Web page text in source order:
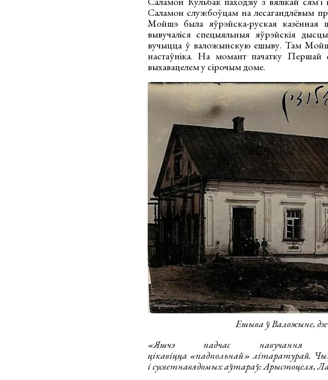
Саламон службоўцам на лесагандлёвым
Мойшэ была яўрэйска-руская
вывучаліся спецыяльныя яўрэйскія
вучыцца ў валожынскую ешыву. Там
настаўніка. На момант пачатку
выхавацелем у сірочым доме.
Ешыва ў Валожыне,
«Яшчэ падчас
цікавіцца «падпольнай» літаратурай.
і сусветнавядомых аўтараў: Арыстоцеля,